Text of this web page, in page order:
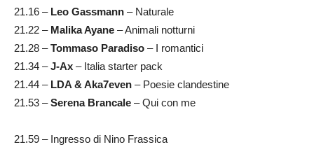
21.16 – Leo Gassmann – Naturale
21.22 – Malika Ayane – Animali notturni
21.28 –Tommaso Paradiso – I romantici
21.34 –J-Ax – Italia starter pack
21.44 – LDA & Aka7even – Poesie clandestine
21.53 –Serena Brancale – Qui con me
21.59 – Ingresso di Nino Frassica